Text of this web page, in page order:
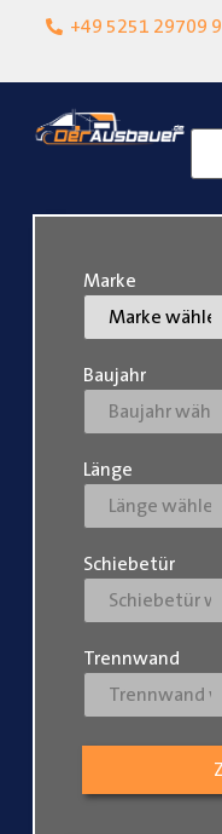
+49 5251 29709
Lokalgeschäft in
Marke
Baujahr
Länge
Schiebetür
Trennwand